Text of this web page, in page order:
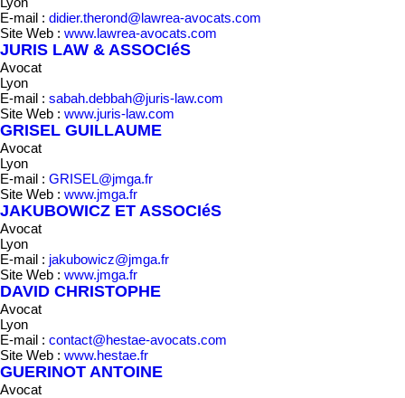
E-mail : didier.therond@lawrea-avocats.com
Site Web : www.lawrea-avocats.com
JURIS LAW & ASSOCIéS
Avocat
Lyon
E-mail : sabah.debbah@juris-law.com
Site Web : www.juris-law.com
GRISEL GUILLAUME
Avocat
Lyon
E-mail : GRISEL@jmga.fr
Site Web : www.jmga.fr
JAKUBOWICZ ET ASSOCIéS
Avocat
Lyon
E-mail : jakubowicz@jmga.fr
Site Web : www.jmga.fr
DAVID CHRISTOPHE
Avocat
Lyon
E-mail : contact@hestae-avocats.com
Site Web : www.hestae.fr
GUERINOT ANTOINE
Avocat